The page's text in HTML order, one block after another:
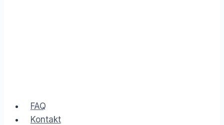
FAQ
Kontakt